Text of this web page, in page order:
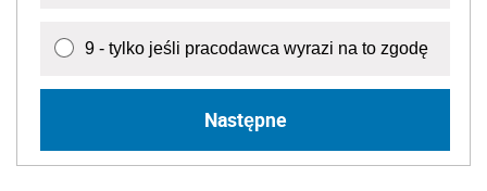
9 - tylko jeśli pracodawca wyrazi na to zgodę
Następne